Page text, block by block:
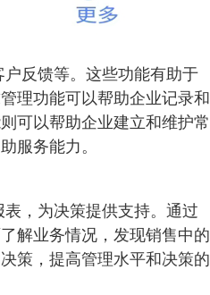
反馈等。这些功能有助于
理功能可以帮助企业记录和
可以帮助企业建立和维护常
服务能力。
，为决策提供支持。通过
解业务情况，发现销售中的
策，提高管理水平和决策的